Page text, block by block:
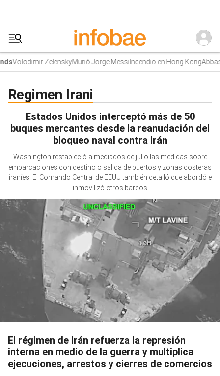
Volodimir ZelenskyMurió Jorge MessiIncendio en Hong KongAbbas
Regimen Irani
Estados Unidos interceptó más de 50
buques mercantes desde la reanudación del
bloqueo naval contra Irán
Washington restableció a mediados de julio las medidas sobre
embarcaciones con destino o salida de puertos y zonas costeras
iraníes. El Comando Central de EEUU también detalló que abordó e
inmovilizó otros barcos
El régimen de Irán refuerza la represión
interna en medio de la guerra y multiplica
ejecuciones, arrestos y cierres de comercios